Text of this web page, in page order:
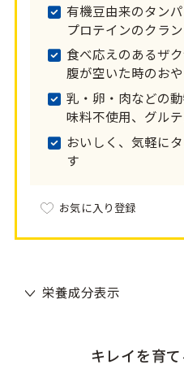
有機豆由来のタン
プロテインのクラ
食べ応えのあるザ
腹が空いた時のお
乳・卵・肉などの
味料不使用、グル
おいしく、気軽に
す
お気に入り登録
栄養成分表示
キレイを育